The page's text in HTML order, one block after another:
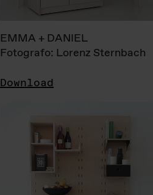
EMMA + DANIEL
Fotografo: Lorenz Sternbach
Download